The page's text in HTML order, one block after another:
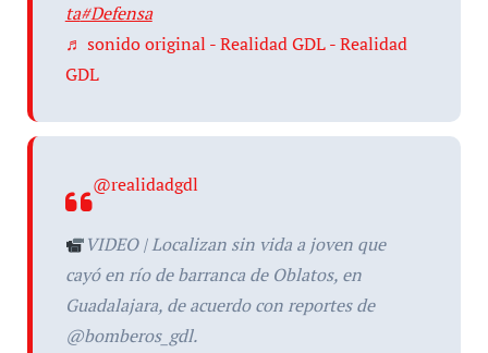
ta#Defensa
♬ sonido original - Realidad GDL - Realidad
GDL
@realidadgdl
VIDEO | Localizan sin vida a joven que
cayó en río de barranca de Oblatos, en
Guadalajara, de acuerdo con reportes de
@bomberos_gdl.